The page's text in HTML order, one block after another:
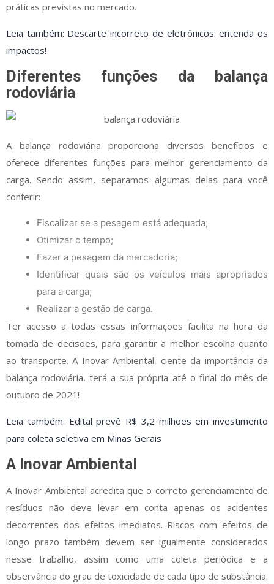
práticas previstas no mercado.
Leia também: Descarte incorreto de eletrônicos: entenda os
impactos!
Diferentes funções da balança
rodoviária
A balança rodoviária proporciona diversos benefícios e
oferece diferentes funções para melhor gerenciamento da
carga. Sendo assim, separamos algumas delas para você
conferir:
Fiscalizar se a pesagem está adequada;
Otimizar o tempo;
Fazer a pesagem da mercadoria;
Identificar quais são os veículos mais apropriados
para a carga;
Realizar a gestão de carga.
Ter acesso a todas essas informações facilita na hora da
tomada de decisões, para garantir a melhor escolha quanto
ao transporte. A Inovar Ambiental, ciente da importância da
balança rodoviária, terá a sua própria até o final do mês de
outubro de 2021!
Leia também: Edital prevê R$ 3,2 milhões em investimento
para coleta seletiva em Minas Gerais
A Inovar Ambiental
A Inovar Ambiental acredita que o correto gerenciamento de
resíduos não deve levar em conta apenas os acidentes
decorrentes dos efeitos imediatos. Riscos com efeitos de
longo prazo também devem ser igualmente considerados
nesse trabalho, assim como uma coleta periódica e a
observância do grau de toxicidade de cada tipo de substância.